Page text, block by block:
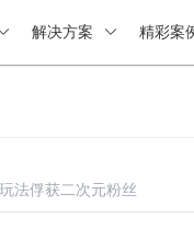
解决方案 精彩案
法俘获二次元粉丝